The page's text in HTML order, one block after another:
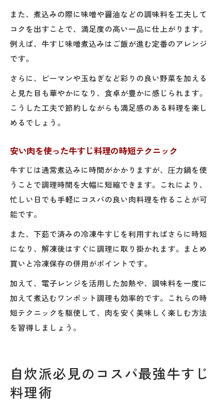
また、煮込みの際に味噌や醤油などの調味料を工夫して
コクを出すことで、満足度の高い一品に仕上がります。
例えば、牛すじ味噌煮込みはご飯が進む定番のアレンジ
です。
さらに、ピーマンや玉ねぎなど彩りの良い野菜を加える
と見た目も華やかになり、食卓が豊かに感じられます。
こうした工夫で節約しながらも満足感のある料理を楽し
めるでしょう。
安い肉を使った牛すじ料理の時短テクニック
牛すじは通常煮込みに時間がかかりますが、圧力鍋を使
うことで調理時間を大幅に短縮できます。これにより、
忙しい日でも手軽にコスパの良い肉料理を作ることが可
能です。
また、下茹で済みの冷凍牛すじを利用すればさらに時短
になり、解凍後はすぐに調理に取り掛かれます。まとめ
買いと冷凍保存の併用がポイントです。
加えて、電子レンジを活用した加熱や、調味料を一度に
加えて煮込むワンポット調理も効率的です。これらの時
短テクニックを駆使して、肉を安く美味しく楽しむ方法
を習得しましょう。
自炊派必見のコスパ最強牛すじ
料理術